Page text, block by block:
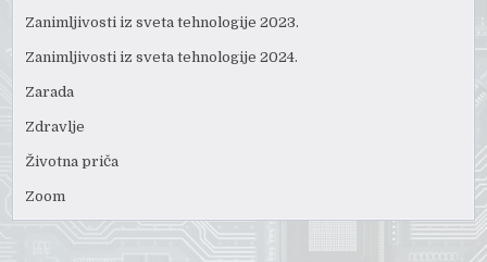
Zanimljivosti iz sveta tehnologije 2023.
Zanimljivosti iz sveta tehnologije 2024.
Zarada
Zdravlje
Životna priča
Zoom